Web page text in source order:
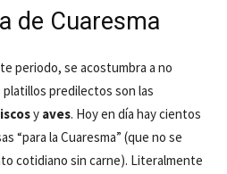
de Cuaresma
periodo, se acostumbra a no
predilectos son las
y aves. Hoy en día hay cientos
“para la Cuaresma” (que no se
cotidiano sin carne). Literalmente